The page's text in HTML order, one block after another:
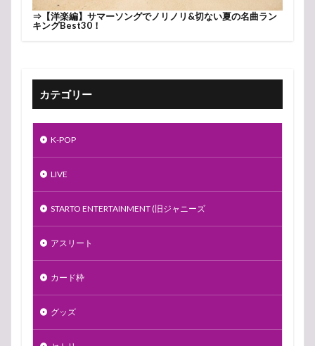
⇒ 【洋楽編】サマーソングでノリノリ&切ない夏の名曲ラン
キングBest30！
カテゴリー
K-POP
LIVE
STARTO ENTERTAINMENT (旧ジャニーズ
アスリート
カード枠
グッズ